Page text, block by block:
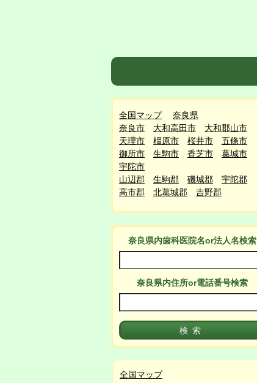
全国マップ
奈良県
奈良市
大和高田市
大和郡山市
天理市
橿原市 桜井市
五條市
御所市
生駒市 香芝市
葛城市
宇陀市
山辺郡
生駒郡 磯城郡
宇陀郡
高市郡
北葛城郡 吉野郡
奈良県内歯科医院名or法人名検索
奈良県内住所or電話番号検索
全国マップ